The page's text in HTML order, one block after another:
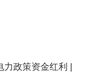
力政策资金红利 |